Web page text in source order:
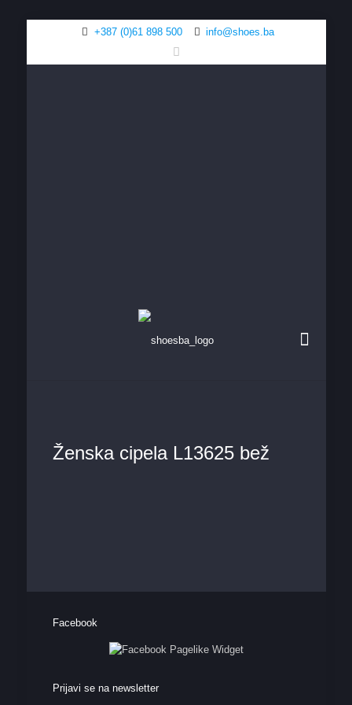
+387 (0)61 898 500 info@shoes.ba
Ženska cipela L13625 bež
Facebook
Prijavi se na newsletter